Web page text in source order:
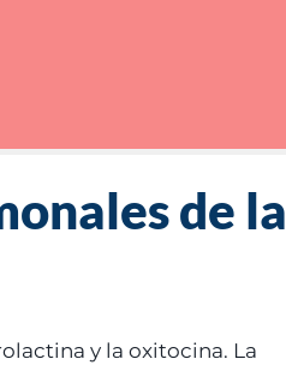
de la
y la oxitocina. La